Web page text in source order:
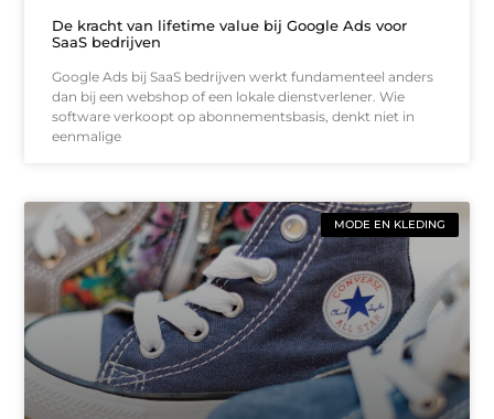
De kracht van lifetime value bij Google Ads voor
SaaS bedrijven
Google Ads bij SaaS bedrijven werkt fundamenteel anders
dan bij een webshop of een lokale dienstverlener. Wie
software verkoopt op abonnementsbasis, denkt niet in
eenmalige
MODE EN KLEDING